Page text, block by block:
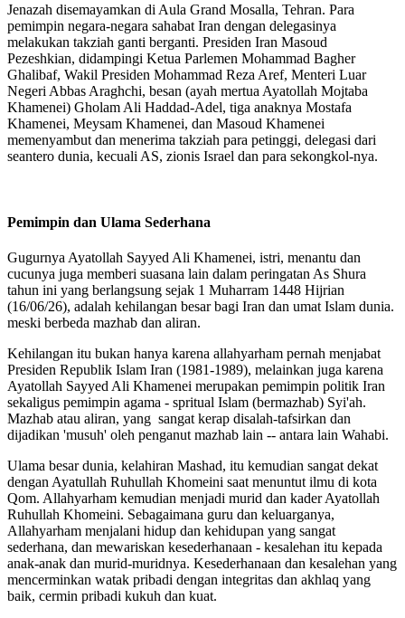
Jenazah disemayamkan di Aula Grand Mosalla, Tehran. Para
pemimpin negara-negara sahabat Iran dengan delegasinya
melakukan takziah ganti berganti. Presiden Iran Masoud
Pezeshkian, didampingi Ketua Parlemen Mohammad Bagher
Ghalibaf, Wakil Presiden Mohammad Reza Aref, Menteri Luar
Negeri Abbas Araghchi, besan (ayah mertua Ayatollah Mojtaba
Khamenei) Gholam Ali Haddad-Adel, tiga anaknya Mostafa
Khamenei, Meysam Khamenei, dan Masoud Khamenei
memenyambut dan menerima takziah para petinggi, delegasi dari
seantero dunia, kecuali AS, zionis Israel dan para sekongkol-nya.
Pemimpin dan Ulama Sederhana
Gugurnya Ayatollah Sayyed Ali Khamenei, istri, menantu dan
cucunya juga memberi suasana lain dalam peringatan As Shura
tahun ini yang berlangsung sejak 1 Muharram 1448 Hijrian
(16/06/26), adalah kehilangan besar bagi Iran dan umat Islam dunia.
meski berbeda mazhab dan aliran.
Kehilangan itu bukan hanya karena allahyarham pernah menjabat
Presiden Republik Islam Iran (1981-1989), melainkan juga karena
Ayatollah Sayyed Ali Khamenei merupakan pemimpin politik Iran
sekaligus pemimpin agama - spritual Islam (bermazhab) Syi'ah.
Mazhab atau aliran, yang sangat kerap disalah-tafsirkan dan
dijadikan 'musuh' oleh penganut mazhab lain -- antara lain Wahabi.
Ulama besar dunia, kelahiran Mashad, itu kemudian sangat dekat
dengan Ayatullah Ruhullah Khomeini saat menuntut ilmu di kota
Qom. Allahyarham kemudian menjadi murid dan kader Ayatollah
Ruhullah Khomeini. Sebagaimana guru dan keluarganya,
Allahyarham menjalani hidup dan kehidupan yang sangat
sederhana, dan mewariskan kesederhanaan - kesalehan itu kepada
anak-anak dan murid-muridnya. Kesederhanaan dan kesalehan yang
mencerminkan watak pribadi dengan integritas dan akhlaq yang
baik, cermin pribadi kukuh dan kuat.